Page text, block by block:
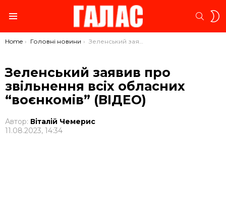
You are here:
Home Головні новини Зеленський заявив про звільнення всіх обласних “воєнкомів” (ВІДЕО)
Зеленський заявив про
звільнення всіх обласних
“воєнкомів” (ВІДЕО)
Автор: Віталій Чемерис
11.08.2023, 14:34